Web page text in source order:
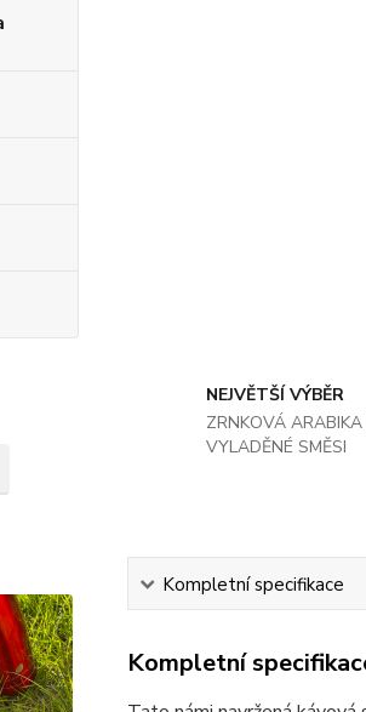
NEJVĚTŠÍ VÝBĚR
ZRNKOVÁ ARABIKA
VYLADĚNÉ SMĚSI
Kompletní specifikace
Kompletní